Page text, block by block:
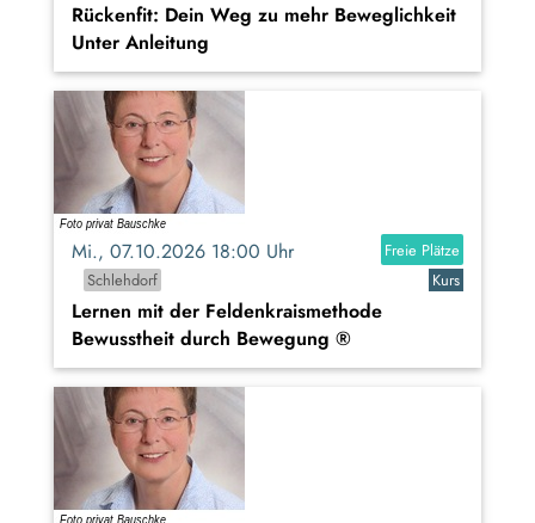
Rückenfit: Dein Weg zu mehr Beweglichkeit
Unter Anleitung
Mi., 07.10.2026 18:00 Uhr
Freie Plätze
Schlehdorf
Kurs
Lernen mit der Feldenkraismethode
Bewusstheit durch Bewegung ®